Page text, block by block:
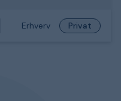
Erhverv Privat